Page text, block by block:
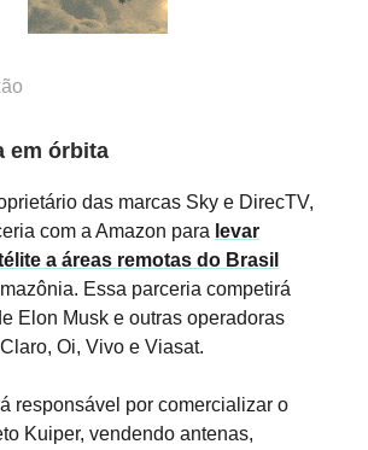
em órbita
das marcas Sky e DirecTV,
com a Amazon para levar
a áreas remotas do Brasil
Essa parceria competirá
Elon Musk e outras operadoras
Oi, Vivo e Viasat.
responsável por comercializar o
Kuiper, vendendo antenas,